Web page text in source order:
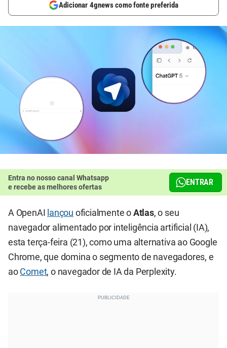
Adicionar 4gnews como fonte preferida
Entra no nosso canal Whatsapp
e recebe as melhores ofertas
ENTRAR
A OpenAI lançou oficialmente o Atlas, o seu
navegador alimentado por inteligência artificial (IA),
esta terça-feira (21), como uma alternativa ao Google
Chrome, que domina o segmento de navegadores, e
ao Comet, o navegador de IA da Perplexity.